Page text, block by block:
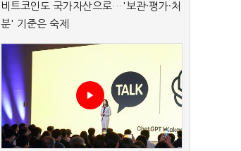
비트코인도 국가자산으로…'보관·평가·처
분' 기준은 숙제